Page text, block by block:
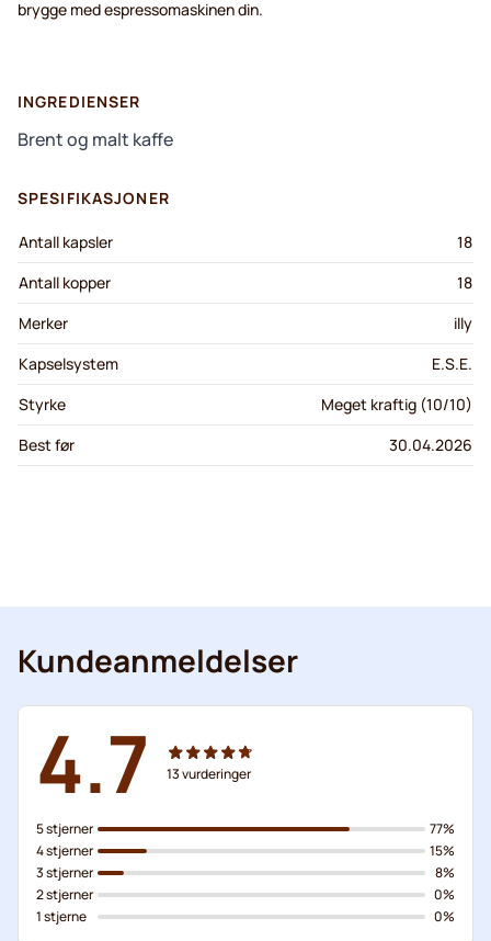
brygge med espressomaskinen din.
INGREDIENSER
Brent og malt kaffe
SPESIFIKASJONER
Antall kapsler
18
Antall kopper
18
Merker
illy
Kapselsystem
E.S.E.
Styrke
Meget kraftig (10/10)
Best før
30.04.2026
Kundeanmeldelser
4.7 13vurderinger
5 stjerner
4 stjerner
3 stjerner
2 stjerner
1 stjerne
77%
15%
8%
0%
0%